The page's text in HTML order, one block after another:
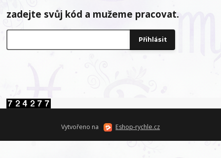
zadejte svůj kód a mužeme pracovat.
Vytvořeno na Eshop-rychle.cz